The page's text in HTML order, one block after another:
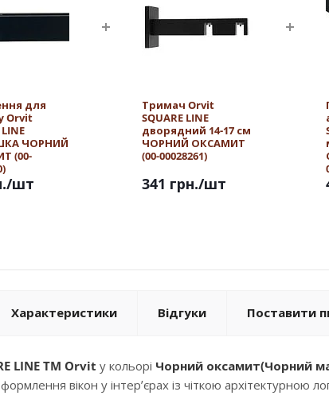
для
Orvit
ЧОРНИЙ
(00-
/шт
Тримач Orvit
SQUARE LINE
дворядний 14-17 см
ЧОРНИЙ ОКСАМИТ
(00-00028261)
341 грн./шт
Характеристики Відгуки Поставити
LINE TM Orvit у кольорі Чорний оксамит(Чорний
вікон у інтер’єрах із чіткою архітектурною